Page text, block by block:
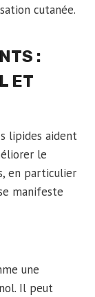
cutanée.
:
ET
lipides aident
le
en particulier
manifeste
une
Il peut